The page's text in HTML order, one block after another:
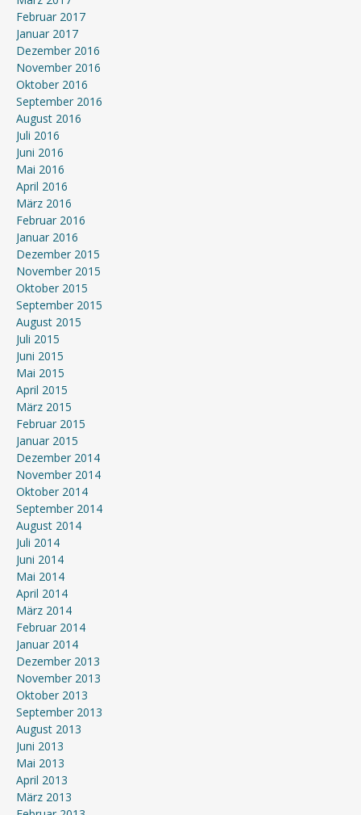
Februar 2017
Januar 2017
Dezember 2016
November 2016
Oktober 2016
September 2016
August 2016
Juli 2016
Juni 2016
Mai 2016
April 2016
März 2016
Februar 2016
Januar 2016
Dezember 2015
November 2015
Oktober 2015
September 2015
August 2015
Juli 2015
Juni 2015
Mai 2015
April 2015
März 2015
Februar 2015
Januar 2015
Dezember 2014
November 2014
Oktober 2014
September 2014
August 2014
Juli 2014
Juni 2014
Mai 2014
April 2014
März 2014
Februar 2014
Januar 2014
Dezember 2013
November 2013
Oktober 2013
September 2013
August 2013
Juni 2013
Mai 2013
April 2013
März 2013